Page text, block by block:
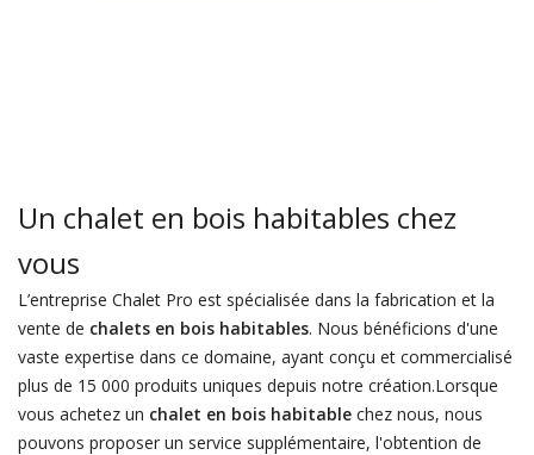
Un chalet en bois habitables chez
vous
L’entreprise Chalet Pro est spécialisée dans la fabrication et la
vente de chalets en bois habitables. Nous bénéficions d'une
vaste expertise dans ce domaine, ayant conçu et commercialisé
plus de 15 000 produits uniques depuis notre création.Lorsque
vous achetez un chalet en bois habitablechez nous, nous
pouvons proposer un service supplémentaire, l'obtention de